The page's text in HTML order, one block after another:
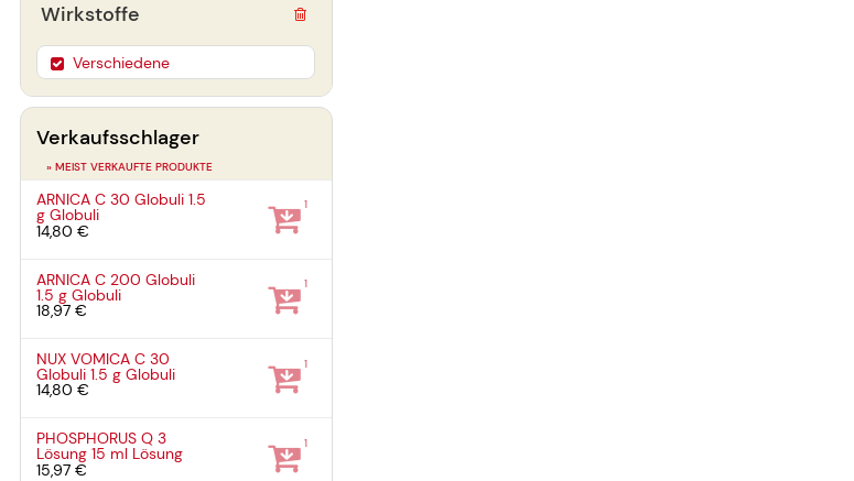
Wirkstoffe
Verschiedene
Verkaufsschlager
» MEIST VERKAUFTE PRODUKTE
ARNICA C 30 Globuli1.5
gGlobuli
14,80 €
1
ARNICA C 200 Globuli
1.5 gGlobuli
18,97 €
1
NUX VOMICA C 30
Globuli1.5 gGlobuli
14,80 €
1
PHOSPHORUS Q 3
Lösung15 ml Lösung
15,97 €
1